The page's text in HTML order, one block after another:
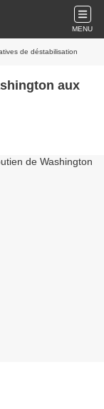
MENU
de déstabilisation
aux